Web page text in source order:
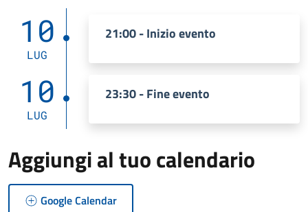
10
LUG
21:00 - Inizio evento
10
LUG
23:30 - Fine evento
Aggiungi al tuo calendario
Google Calendar